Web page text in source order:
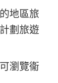
地區旅
劃旅遊
瀏覽衞